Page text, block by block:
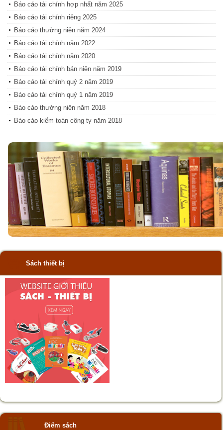
Báo cáo tài chính hợp nhất năm 2025
Báo cáo tài chính riêng 2025
Báo cáo thường niên năm 2024
Báo cáo tài chính năm 2022
Báo cáo tài chính năm 2020
Báo cáo tài chính bán niên năm 2019
Báo cáo tài chính quý 2 năm 2019
Báo cáo tài chính quý 1 năm 2019
Báo cáo thường niên năm 2018
Báo cáo kiểm toán công ty năm 2018
Sách thiết bị
Điểm sách